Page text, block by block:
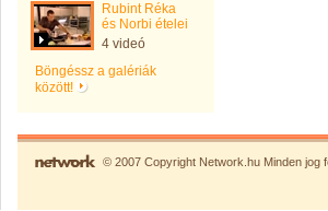
Rubint Réka
és Norbi ételei
4 videó
Böngéssz a galériák
között!
© 2007 Copyright Network.hu Minden jog